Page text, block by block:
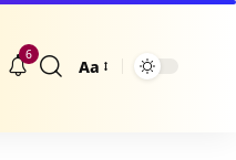
6
Größenänderung
Aa